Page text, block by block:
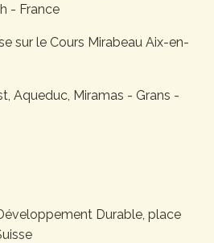
- France
sur le Cours Mirabeau Aix-en-
Aqueduc, Miramas - Grans -
Durable, place